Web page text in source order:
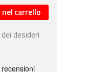
carrello
desideri